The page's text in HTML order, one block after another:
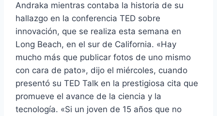
Andraka mientras contaba la historia de su
hallazgo en la conferencia TED sobre
innovación, que se realiza esta semana en
Long Beach, en el sur de California. «Hay
mucho más que publicar fotos de uno mismo
con cara de pato», dijo el miércoles, cuando
presentó su TED Talk en la prestigiosa cita que
promueve el avance de la ciencia y la
tecnologí­a. «Si un joven de 15 años que no